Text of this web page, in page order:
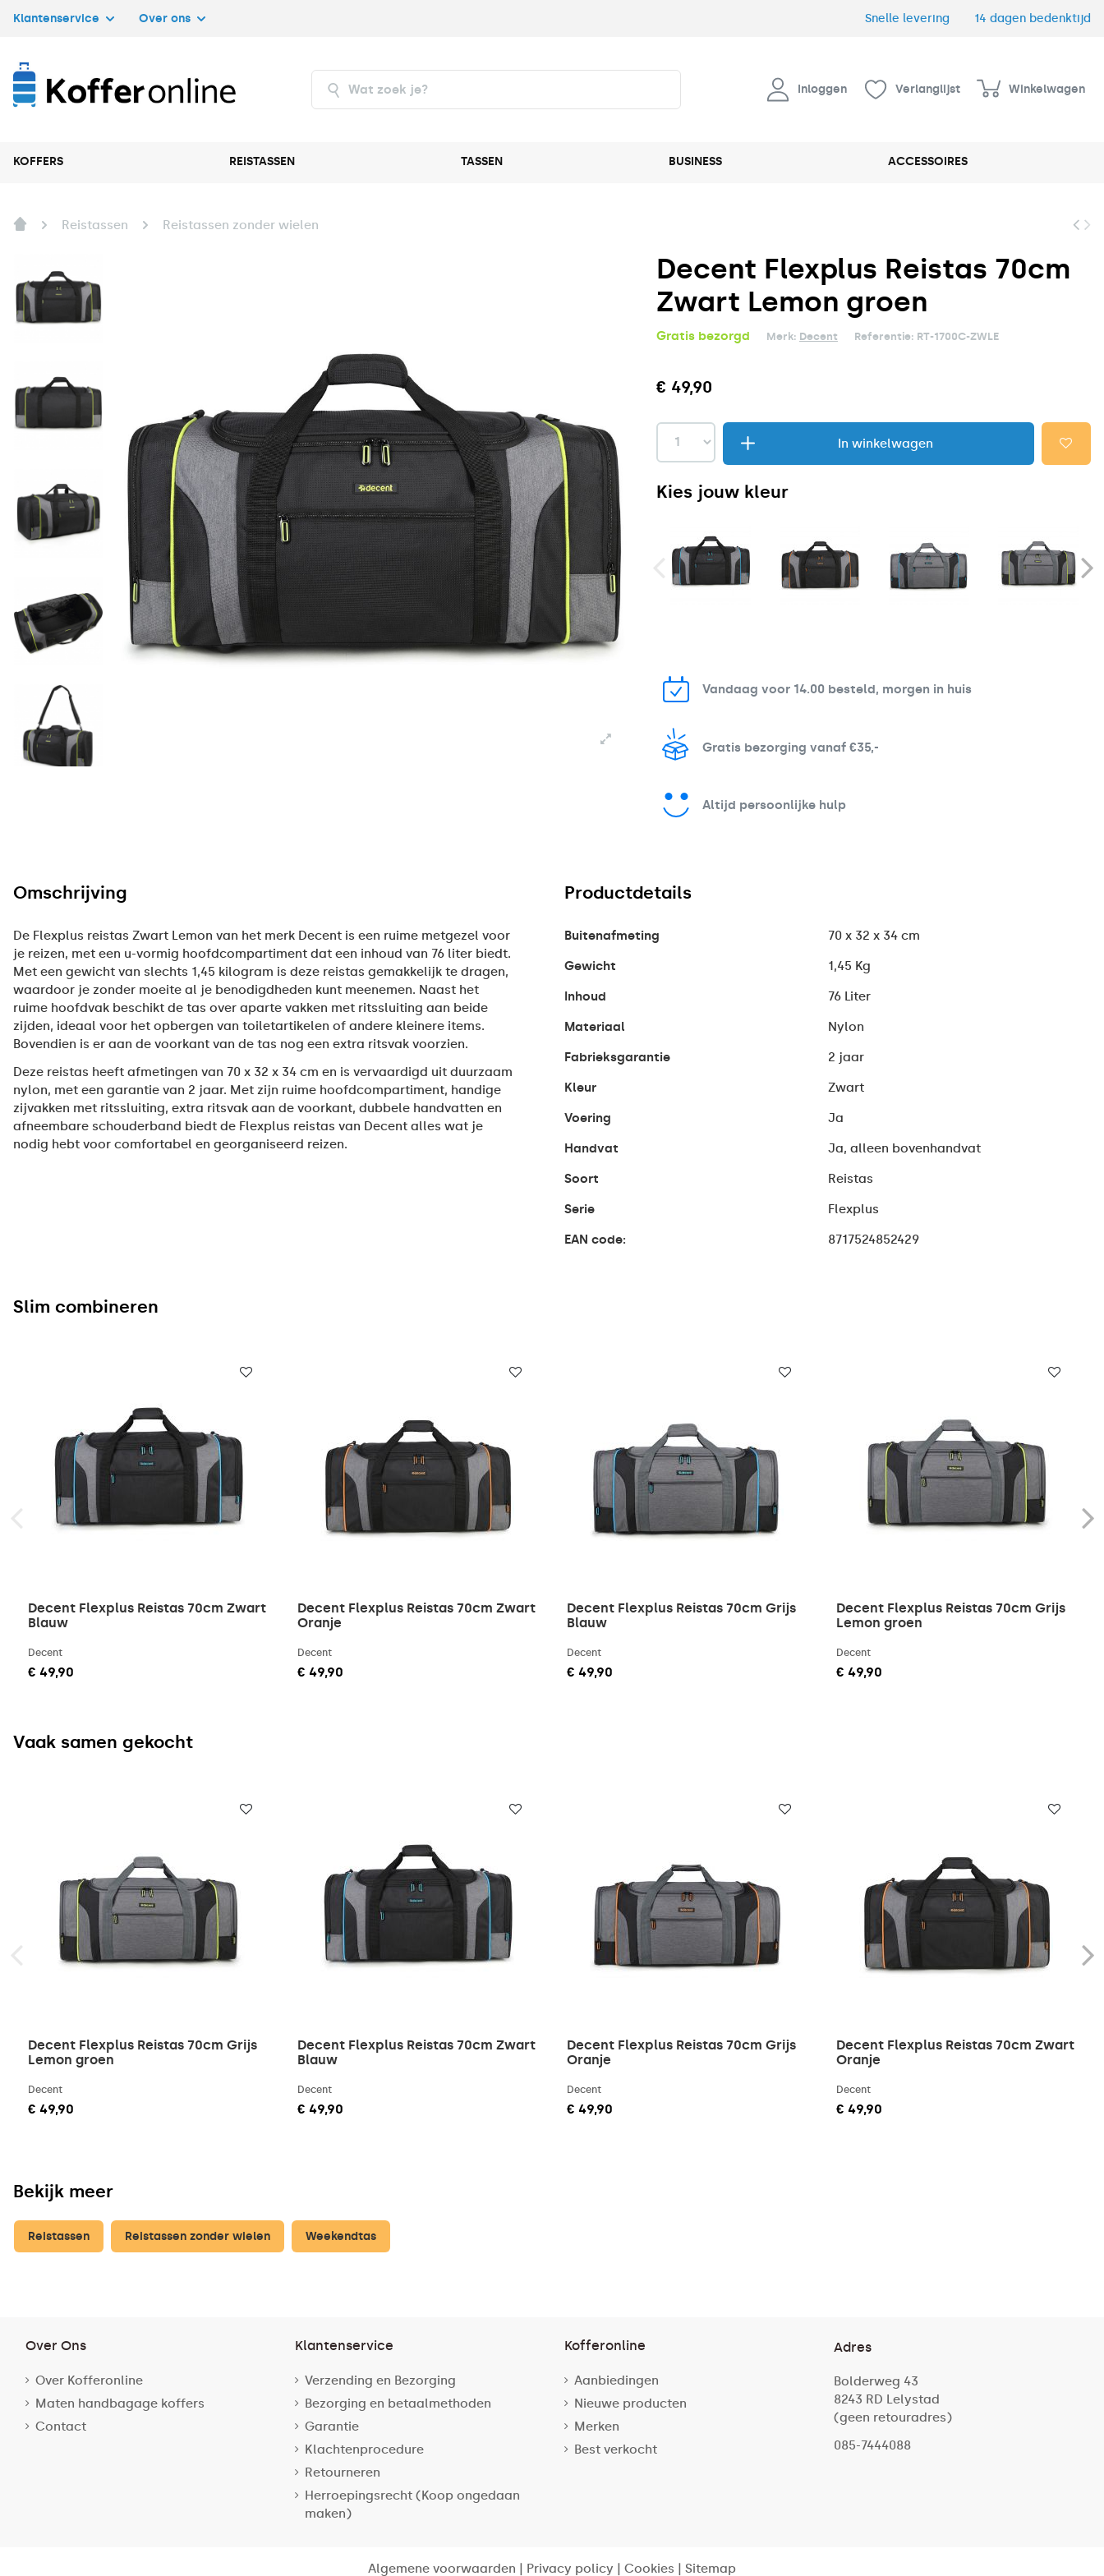
Klantenservice Over ons Snelle levering 14 dagen bedenktijd
Inloggen Verlanglijst Winkelwagen
KOFFERS REISTASSEN TASSEN BUSINESS ACCESSOIRES
Reistassen Reistassen zonder wielen
Decent Flexplus Reistas 70cm
Zwart Lemon groen
Gratis bezorgd Merk: Decent Referentie: RT-1700C-ZWLE
€ 49,90
In winkelwagen
Kies jouw kleur
Vandaag voor 14.00 besteld, morgen in huis
Gratis bezorging vanaf €35,-
Altijd persoonlijke hulp
Omschrijving
De Flexplus reistas Zwart Lemon van het merk Decent is een ruime metgezel voor
je reizen, met een u-vormig hoofdcompartiment dat een inhoud van 76 liter biedt.
Met een gewicht van slechts 1,45 kilogram is deze reistas gemakkelijk te dragen,
waardoor je zonder moeite al je benodigdheden kunt meenemen. Naast het
ruime hoofdvak beschikt de tas over aparte vakken met ritssluiting aan beide
zijden, ideaal voor het opbergen van toiletartikelen of andere kleinere items.
Bovendien is er aan de voorkant van de tas nog een extra ritsvak voorzien.
Deze reistas heeft afmetingen van 70 x 32 x 34 cm en is vervaardigd uit duurzaam
nylon, met een garantie van 2 jaar. Met zijn ruime hoofdcompartiment, handige
zijvakken met ritssluiting, extra ritsvak aan de voorkant, dubbele handvatten en
afneembare schouderband biedt de Flexplus reistas van Decent alles wat je
nodig hebt voor comfortabel en georganiseerd reizen.
Productdetails
Buitenafmeting 70 x 32 x 34 cm
Gewicht 1,45 Kg
Inhoud 76 Liter
Materiaal Nylon
Fabrieksgarantie 2 jaar
Kleur Zwart
Voering Ja
Handvat Ja, alleen bovenhandvat
Soort Reistas
Serie Flexplus
EAN code: 8717524852429
Slim combineren
Decent Flexplus Reistas 70cm Zwart
Blauw
Decent
€ 49,90
Decent Flexplus Reistas 70cm Zwart
Oranje
Decent
€ 49,90
Decent Flexplus Reistas 70cm Grijs
Blauw
Decent
€ 49,90
Decent Flexplus Reistas 70cm Grijs
Lemon groen
Decent
€ 49,90
Vaak samen gekocht
Decent Flexplus Reistas 70cm Grijs
Lemon groen
Decent
€ 49,90
Decent Flexplus Reistas 70cm Zwart
Blauw
Decent
€ 49,90
Decent Flexplus Reistas 70cm Grijs
Oranje
Decent
€ 49,90
Decent Flexplus Reistas 70cm Zwart
Oranje
Decent
€ 49,90
Bekijk meer
Reistassen Reistassen zonder wielen Weekendtas
Over Ons
Over Kofferonline
Maten handbagage koffers
Contact
Klantenservice
Verzending en Bezorging
Bezorging en betaalmethoden
Garantie
Klachtenprocedure
Retourneren
Herroepingsrecht (Koop ongedaan
maken)
Kofferonline
Aanbiedingen
Nieuwe producten
Merken
Best verkocht
Adres
Bolderweg 43
8243 RD Lelystad
(geen retouradres)
085-7444088
Algemene voorwaarden | Privacy policy | Cookies | Sitemap